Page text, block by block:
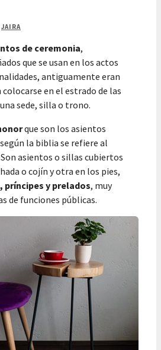
JAIRA
de ceremonia,
que se usan en los actos
antiguamente eran
en el estrado de las
sede, silla o trono.
que son los asientos
la biblia se refiere al
asientos o sillas cubiertos
o cojín y otra en los pies,
príncipes y prelados, muy
de funciones públicas.